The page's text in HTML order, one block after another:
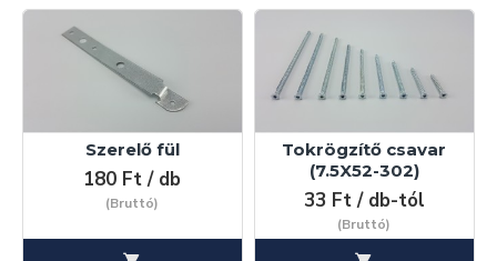
Szerelő fül
180 Ft / db
(Bruttó)
Tokrögzítő csavar
(7.5X52-302)
33 Ft / db-tól
(Bruttó)